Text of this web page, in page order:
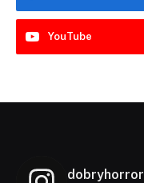
YouTube
dobryhorror